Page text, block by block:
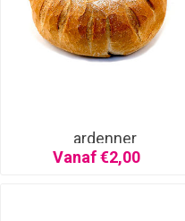
ardenner
Vanaf €2,00